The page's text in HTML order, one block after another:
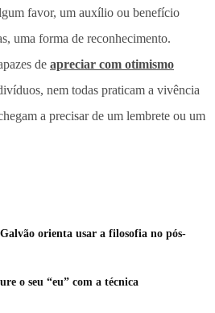
favor, um auxílio ou benefício
uma forma de reconhecimento.
de apreciar com otimismo
nem todas praticam a vivência
a precisar de um lembrete ou um
orienta usar a filosofia no pós-
o seu “eu” com a técnica